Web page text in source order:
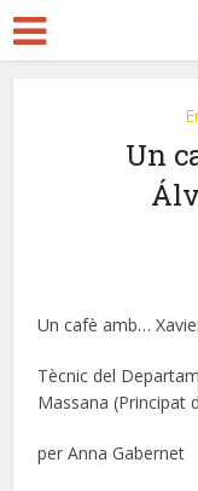
Un
Un cafè amb…
Tècnic del
Massana (Principat
per Anna Gabernet